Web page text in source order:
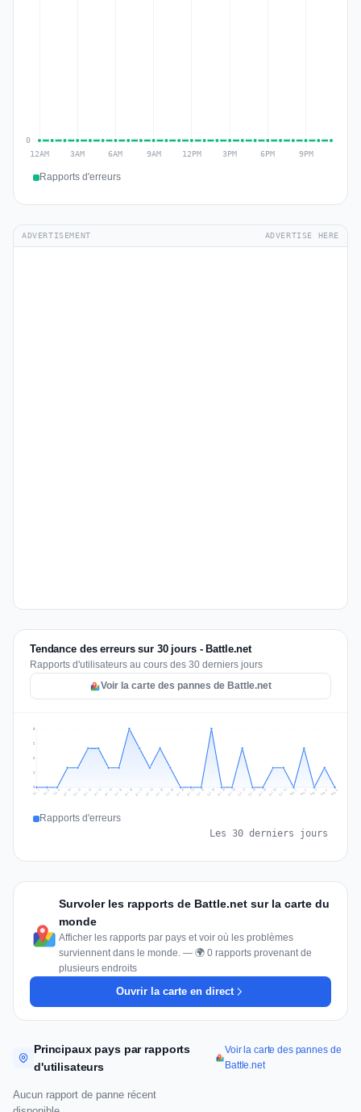
Rapports d'erreurs
ADVERTISEMENT ADVERTISE HERE
Tendance des erreurs sur 30 jours - Battle.net
Rapports d'utilisateurs au cours des 30 derniers jours
Voir la carte des pannes de Battle.net
1
2
2
3
Jul 7 Jul 8 Jul 9 Jul 10 Jul 11 Jul 12 Jul 13 Jul 14 Jul 15 Jul 16 Jul 17 Jul 18 Jul 19 Jul 20 Jul 21 Jul 22 Jul 23 Jul 24 Jul 25 Jul 26 Jul 27 Jul 28 Jul 29 Jul 30 Jul 31 Aug 1 Aug 2 Aug 3 Aug 4 Aug 5
Rapports d'erreurs
Les 30 derniers jours
Survoler les rapports de Battle.net sur la carte du
monde
Afficher les rapports par pays et voir où les problèmes
surviennent dans le monde. — 🌍 0 rapports provenant de
plusieurs endroits
Ouvrir la carte en direct
Principaux pays par rapports
d'utilisateurs
Voir la carte des pannes de
Battle.net
Aucun rapport de panne récent